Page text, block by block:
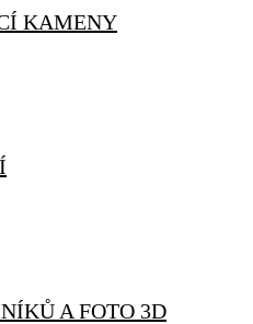
KAMENY
A FOTO 3D